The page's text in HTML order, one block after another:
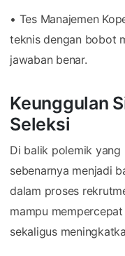
• Tes Manajemen
teknis dengan bobot
jawaban benar.
Keunggulan
Seleksi
Di balik polemik yang
sebenarnya menjadi
dalam proses
mampu
sekaligus